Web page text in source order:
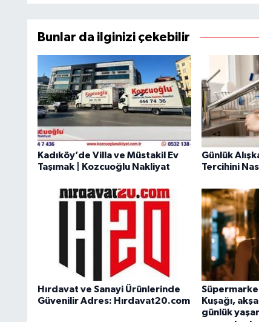
Bunlar da ilginizi çekebilir
Kadıköy’de Villa ve Müstakil Ev
Taşımak | Kozcuoğlu Nakliyat
Günlük
Tercihini
Hırdavat ve Sanayi Ürünlerinde
Güvenilir Adres: Hırdavat20.com
Kuşağı,
günlük